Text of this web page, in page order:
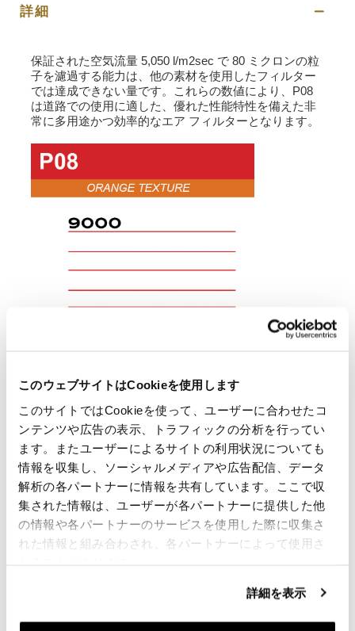
このウェブサイトはCookieを使用します
このサイトではCookieを使って、ユーザーに合わせたコ
ンテンツや広告の表示、トラフィックの分析を行ってい
ます。またユーザーによるサイトの利用状況についても
情報を収集し、ソーシャルメディアや広告配信、データ
解析の各パートナーに情報を共有しています。ここで収
集された情報は、ユーザーが各パートナーに提供した他
の情報や各パートナーのサービスを使用した際に収集さ
れた情報と組み合わされ、各パートナーによって使用さ
詳細を表示
詳細
保証された空気流量 5,050 l/m2sec で 80 ミクロンの粒
子を濾過する能力は、他の素材を使用したフィルター
では達成できない量です。これらの数値により、P08
は道路での使用に適した、優れた性能特性を備えた非
常に多用途かつ効率的なエア フィルターとなります。